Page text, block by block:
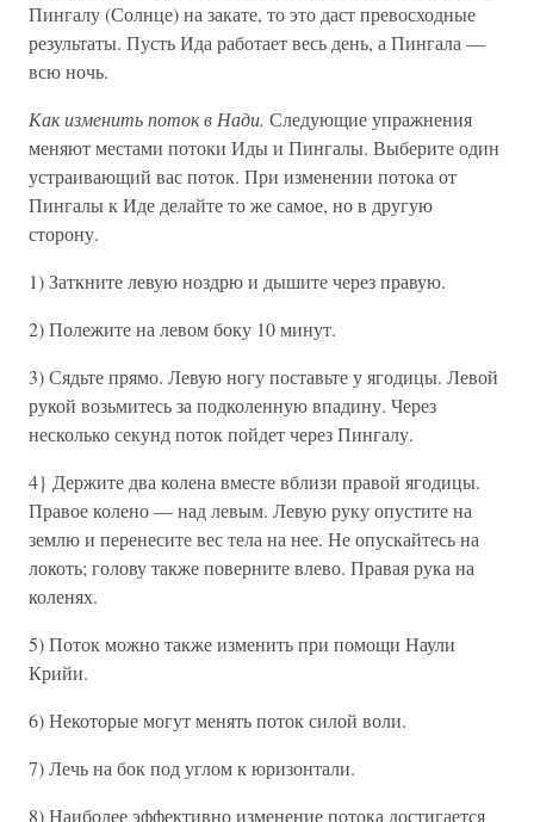
Пингалу (Солнце) на закате, то это даст превосходные
результаты. Пусть Ида работает весь день, а Пингала —
всю ночь.
Как изменить поток в Нади. Следующие упражнения
меняют местами потоки Иды и Пингалы. Выберите один
устраивающий вас поток. При изменении потока от
Пингалы к Иде делайте то же самое, но в другую
сторону.
1) Заткните левую ноздрю и дышите через правую.
2) Полежите на левом боку 10 минут.
3) Сядьте прямо. Левую ногу поставьте у ягодицы. Левой
рукой возьмитесь за подколенную впадину. Через
несколько секунд поток пойдет через Пингалу.
4} Держите два колена вместе вблизи правой ягодицы.
Правое колено — над левым. Левую руку опустите на
землю и перенесите вес тела на нее. Не опускайтесь на
локоть; голову также поверните влево. Правая рука на
коленях.
5) Поток можно также изменить при помощи Наули
Крийи.
6) Некоторые могут менять поток силой воли.
7) Лечь на бок под углом к юризонтали.
8) Наиболее эффективно изменение потока достигается